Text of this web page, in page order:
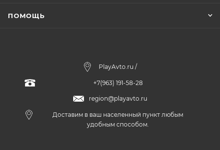
ПОМОЩЬ
PlayAvto.ru /
+7(963) 191-58-28
region@playavto.ru
Доставим в ваш населенный пункт любым
удобным способом.